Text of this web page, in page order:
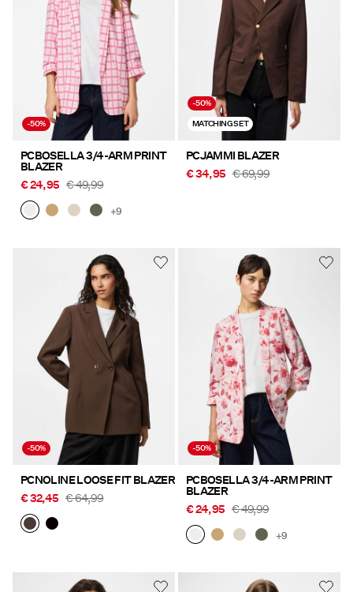
-50%
PCBOSELLA 3/4-ARM PRINT
BLAZER
€ 24,95 € 49,99
+9
-50%
MATCHING SET
PCJAMMI BLAZER
€ 34,95 € 69,99
-50%
PCNOLINE LOOSE FIT BLAZER
€ 32,45 € 64,99
-50%
PCBOSELLA 3/4-ARM PRINT
BLAZER
€ 24,95 € 49,99
+9